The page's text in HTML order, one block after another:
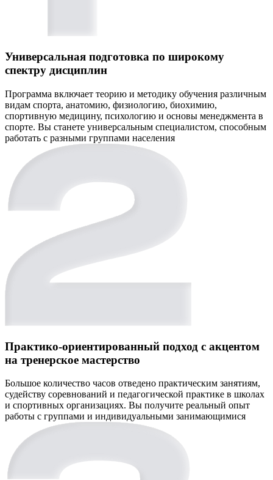
Универсальная подготовка по широкому
спектру дисциплин
Программа включает теорию и методику обучения различным
видам спорта, анатомию, физиологию, биохимию,
спортивную медицину, психологию и основы менеджмента в
спорте. Вы станете универсальным специалистом, способным
работать с разными группами населения
Практико-ориентированный подход с акцентом
на тренерское мастерство
Большое количество часов отведено практическим занятиям,
судейству соревнований и педагогической практике в школах
и спортивных организациях. Вы получите реальный опыт
работы с группами и индивидуальными занимающимися